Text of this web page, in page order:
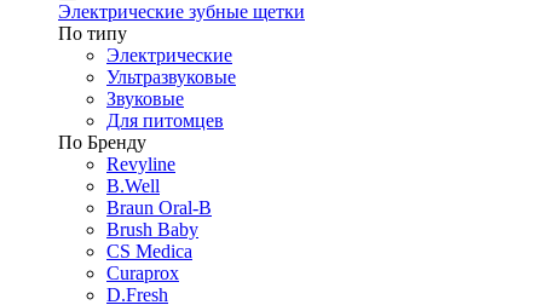
Электрические зубные щетки
По типу
Электрические
Ультразвуковые
Звуковые
Для питомцев
По Бренду
Revyline
B.Well
Braun Oral-B
Brush Baby
CS Medica
Curaprox
D.Fresh